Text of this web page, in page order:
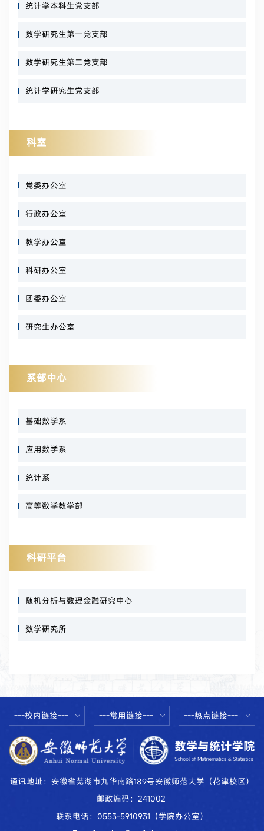
统计学本科生党支部
数学研究生第一党支部
数学研究生第二党支部
统计学研究生党支部
科室
党委办公室
行政办公室
教学办公室
科研办公室
团委办公室
研究生办公室
系部中心
基础数学系
应用数学系
统计系
高等数学教学部
科研平台
随机分析与数理金融研究中心
数学研究所
---校内链接--- ---常用链接--- ---热点链接---
通讯地址：安徽省芜湖市九华南路189号安徽师范大学（花津校区）
邮政编码：241002
联系电话：0553-5910931（学院办公室）